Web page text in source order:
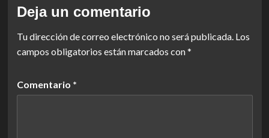
Deja un comentario
Tu dirección de correo electrónico no será publicada. Los
campos obligatorios están marcados con*
Comentario *